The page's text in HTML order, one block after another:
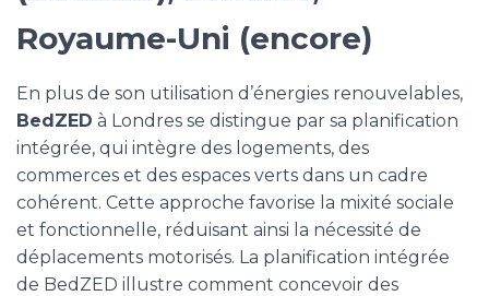
Royaume-Uni (encore)
En plus de son utilisation d’énergies renouvelables,
BedZED à Londres se distingue par sa planification
intégrée, qui intègre des logements, des
commerces et des espaces verts dans un cadre
cohérent. Cette approche favorise la mixité sociale
et fonctionnelle, réduisant ainsi la nécessité de
déplacements motorisés. La planification intégrée
de BedZED illustre comment concevoir des